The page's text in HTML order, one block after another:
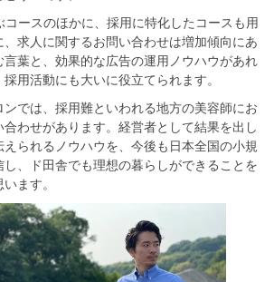
ースのほかに、採用に特化したコースも用
求人に関するお問い合わせは増加傾向にあ
言葉と、効果的な広告の運用ノウハウがあれ
用活動にも大いに役立てられます。
では、採用難といわれる地方の美容師にお
わせがあります。経営者として結果を出し
られるノウハウを、今後も日本全国の小規
、ド田舎でも理想の暮らしができることを
ます。